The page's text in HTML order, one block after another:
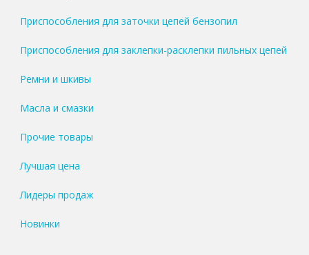
Приспособления для заточки цепей бензопил
Приспособления для заклепки-расклепки пильных цепей
Ремни и шкивы
Масла и смазки
Прочие товары
Лучшая цена
Лидеры продаж
Новинки